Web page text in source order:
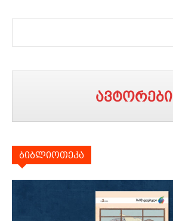
ავტორები
ბიბლიოთეკა